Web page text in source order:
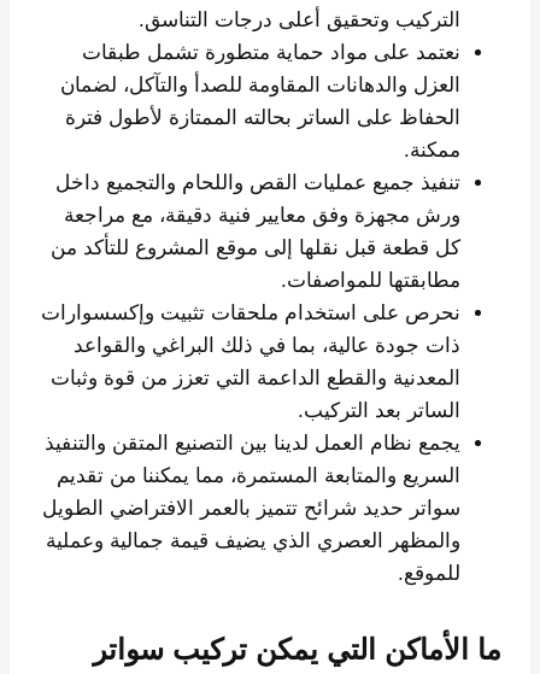
التركيب وتحقيق أعلى درجات التناسق.
نعتمد على مواد حماية متطورة تشمل طبقات
العزل والدهانات المقاومة للصدأ والتآكل، لضمان
الحفاظ على الساتر بحالته الممتازة لأطول فترة
ممكنة.
تنفيذ جميع عمليات القص واللحام والتجميع داخل
ورش مجهزة وفق معايير فنية دقيقة، مع مراجعة
كل قطعة قبل نقلها إلى موقع المشروع للتأكد من
مطابقتها للمواصفات.
نحرص على استخدام ملحقات تثبيت وإكسسوارات
ذات جودة عالية، بما في ذلك البراغي والقواعد
المعدنية والقطع الداعمة التي تعزز من قوة وثبات
الساتر بعد التركيب.
يجمع نظام العمل لدينا بين التصنيع المتقن والتنفيذ
السريع والمتابعة المستمرة، مما يمكننا من تقديم
سواتر حديد شرائح تتميز بالعمر الافتراضي الطويل
والمظهر العصري الذي يضيف قيمة جمالية وعملية
للموقع.
ما الأماكن التي يمكن تركيب سواتر